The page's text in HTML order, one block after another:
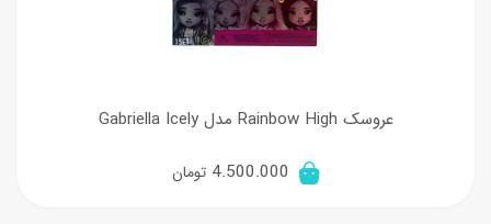
عروسک Rainbow High مدل Gabriella Icely
4.500.000 تومان